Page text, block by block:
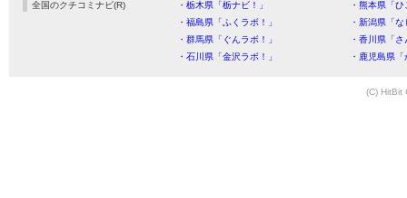
全国のクチコミナビ(R) ・栃木県「栃ナビ！」
・熊本県「
・福島県「ふくラボ！」
・新潟県「
・群馬県「ぐんラボ！」
・香川県「
・石川県「金沢ラボ！」
・鹿児島県
(C) HitBit